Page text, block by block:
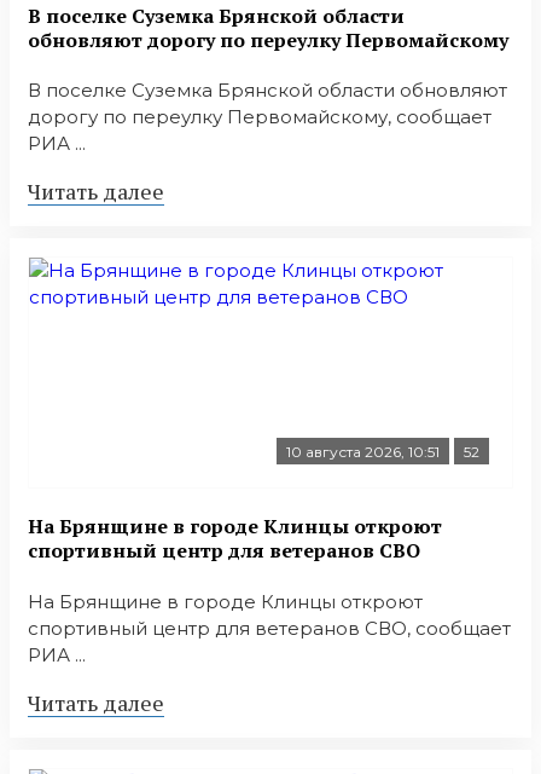
В поселке Суземка Брянской области
обновляют дорогу по переулку Первомайскому
В поселке Суземка Брянской области обновляют
дорогу по переулку Первомайскому, сообщает
РИА ...
Читать далее
10 августа 2026, 10:51 52
На Брянщине в городе Клинцы откроют
спортивный центр для ветеранов СВО
На Брянщине в городе Клинцы откроют
спортивный центр для ветеранов СВО, сообщает
РИА ...
Читать далее